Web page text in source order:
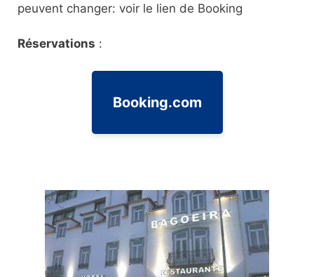
peuvent changer: voir le lien de Booking
Réservations :
Booking.com